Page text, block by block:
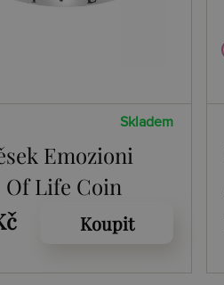
Skladem
Emozioni
Of Life Coin
Koupit